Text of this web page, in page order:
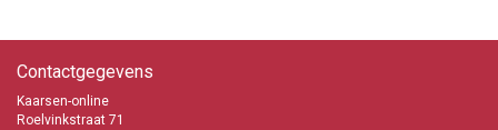
Contactgegevens
Kaarsen-online
Roelvinkstraat 71